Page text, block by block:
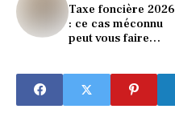
Taxe foncière 2026
: ce cas méconnu
peut vous faire